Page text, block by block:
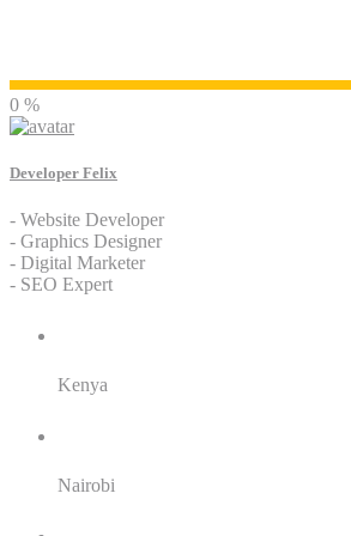
0 %
Developer Felix
- Website Developer
- Graphics Designer
- Digital Marketer
- SEO Expert
Kenya
Nairobi